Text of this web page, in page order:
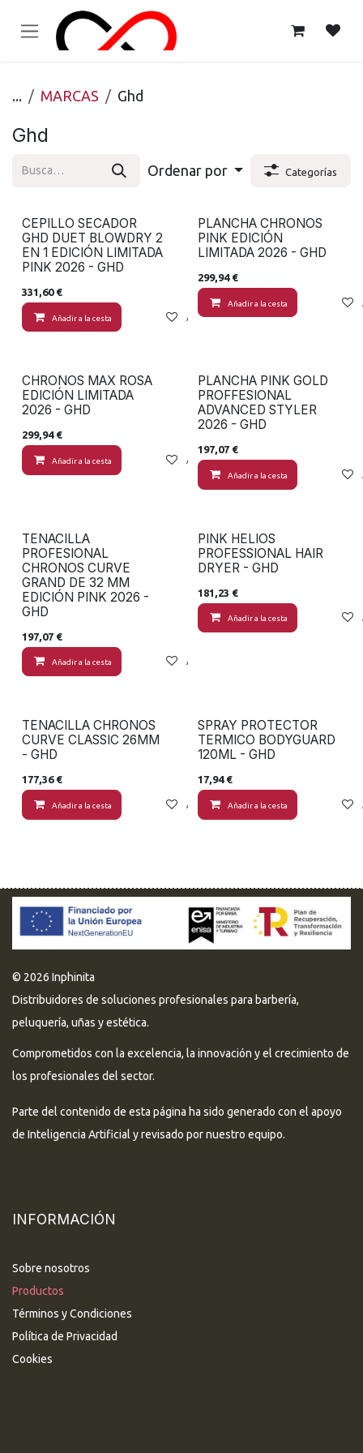
... MARCAS Ghd
Ghd
Ordenar por Categorías
CEPILLO SECADOR
GHD DUET BLOWDRY 2
EN 1 EDICIÓN LIMITADA
PINK 2026 - GHD
331,60€
Añadir a la cesta Añadir a lista de deseos
PLANCHA CHRONOS
PINK EDICIÓN
LIMITADA 2026 - GHD
299,94€
Añadir a la cesta
CHRONOS MAX ROSA
EDICIÓN LIMITADA
2026 - GHD
299,94€
Añadir a la cesta Añadir a lista de deseos
PLANCHA PINK GOLD
PROFFESIONAL
ADVANCED STYLER
2026 - GHD
197,07€
Añadir a la cesta
TENACILLA
PROFESIONAL
CHRONOS CURVE
GRAND DE 32 MM
EDICIÓN PINK 2026 -
GHD
197,07 €
Añadir a la cesta Añadir a lista de deseos
PINK HELIOS
PROFESSIONAL HAIR
DRYER - GHD
181,23 €
Añadir a la cesta
TENACILLA CHRONOS
CURVE CLASSIC 26MM
- GHD
177,36€
Añadir a la cesta Añadir a lista de deseos
SPRAY PROTECTOR
TERMICO BODYGUARD
120ML - GHD
17,94€
Añadir a la cesta
© 2026 Inphinita
Distribuidores de soluciones profesionales para barbería,
peluquería, uñas y estética.
Comprometidos con la excelencia, la innovación y el crecimiento de
los profesionales del sector.
Parte del contenido de esta página ha sido generado con el apoyo
de Inteligencia Artificial y revisado por nuestro equipo.
INFORMACIÓN
Sobre nosotros
Productos
Términos y Condiciones
Política de Privacidad
Cookies